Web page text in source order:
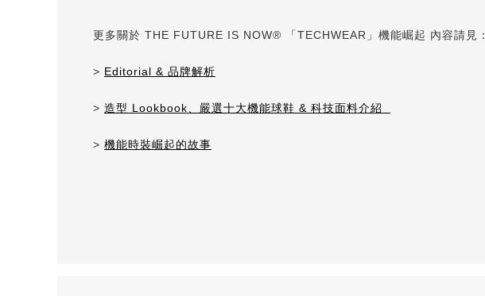
更多關於 THE FUTURE IS NOW® 「TECHWEAR」機能崛起 內容請見：
> Editorial & 品牌解析
> 造型 Lookbook、嚴選十大機能球鞋 & 科技面料介紹
> 機能時裝崛起的故事